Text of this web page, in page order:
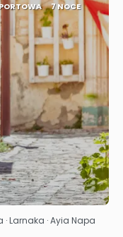
7 NOCE
· Larnaka · Ayia Napa